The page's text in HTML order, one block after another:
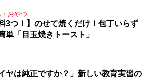
・おやつ
料3つ！】のせて焼くだけ！包丁いらず
単「目玉焼きトースト」
イヤは純正ですか？」新しい教育実習の